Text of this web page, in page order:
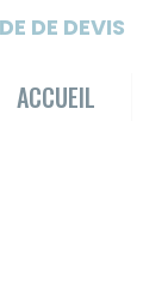
DE DEVIS
ACCUEIL